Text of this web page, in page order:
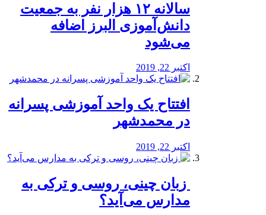
️سالانه ۱۲ هزار نفر به جمعیت
دانش‌آموزی البرز اضافه
می‌شود
اکتبر 22, 2019
افتتاح یک واحد آموزشی پسرانه
در محمدشهر
اکتبر 22, 2019
️ زبان چینی، روسی و ترکی به
مدارس می‌آید؟